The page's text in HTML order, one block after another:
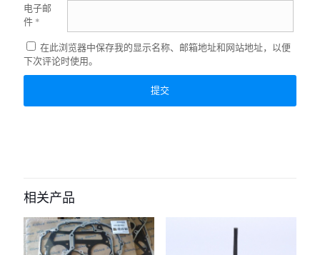
电子邮
件 *
在此浏览器中保存我的显示名称、邮箱地址和网站地址，以便
下次评论时使用。
相关产品